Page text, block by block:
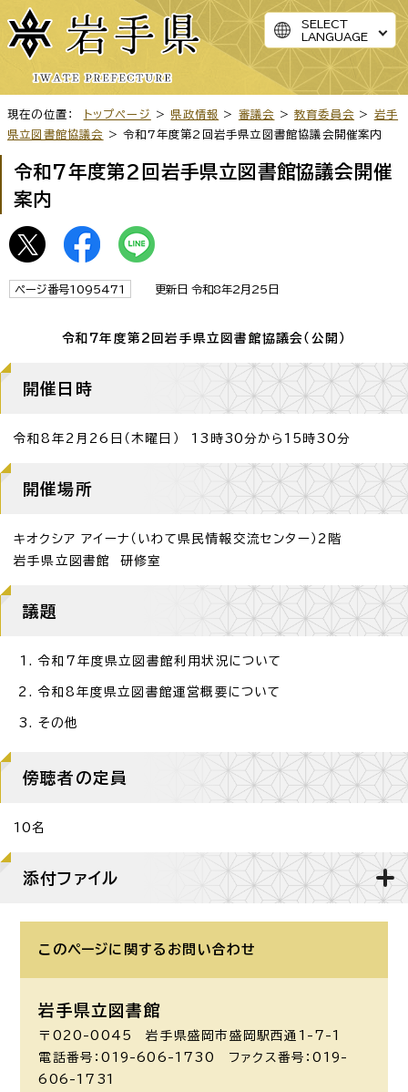
SELECT
LANGUAGE
現在の位置： トップページ > 県政情報 > 審議会 >教育委員会 > 岩手
県立図書館協議会
> 令和7年度第2回岩手県立図書館協議会開催案内
令和7年度第2回岩手県立図書館協議会開催
案内
ページ番号1095471 更新日 令和8年2月25日
令和7年度第2回岩手県立図書館協議会（公開）
開催日時
令和8年2月26日（木曜日） 13時30分から15時30分
開催場所
キオクシア アイーナ（いわて県民情報交流センター）2階
岩手県立図書館 研修室
議題
令和7年度県立図書館利用状況について
令和8年度県立図書館運営概要について
その他
傍聴者の定員
10名
添付ファイル
このページに関する お問い合わせ
岩手県立図書館
〒020-0045 岩手県盛岡市盛岡駅西通1-7-1
電話番号：019-606-1730 ファクス番号：019-
606-1731